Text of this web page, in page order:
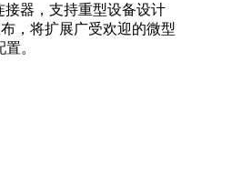
接器，支持重型设备设计
，将扩展广受欢迎的微型
。